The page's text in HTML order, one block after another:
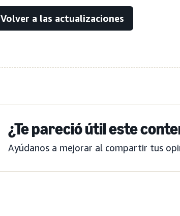
Volver a las actualizaciones
¿Te pareció útil este
Ayúdanos a mejorar al compartir tus